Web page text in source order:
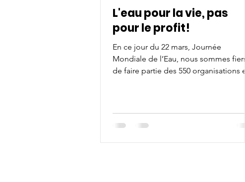
L'eau pour la vie, pas
pour le profit!
En ce jour du 22 mars, Journée
Mondiale de l’Eau, nous sommes fiers
de faire partie des 550 organisations et